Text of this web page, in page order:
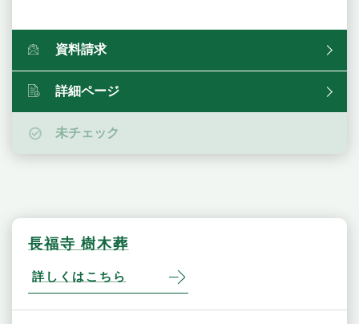
資料請求
詳細ページ
未チェック
長福寺 樹木葬
詳しくはこちら